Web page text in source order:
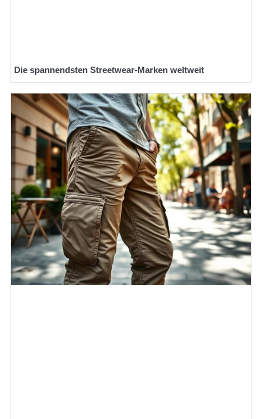
Die spannendsten Streetwear-Marken weltweit